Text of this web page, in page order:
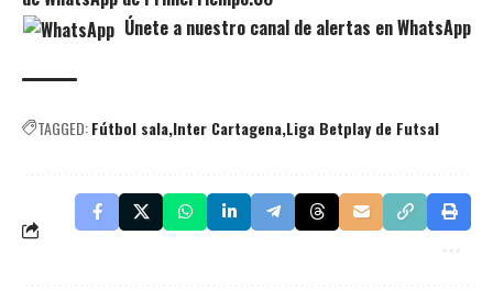
Únete a nuestro canal de alertas en WhatsApp
TAGGED:Fútbol sala Inter Cartagena Liga Betplay de Futsal